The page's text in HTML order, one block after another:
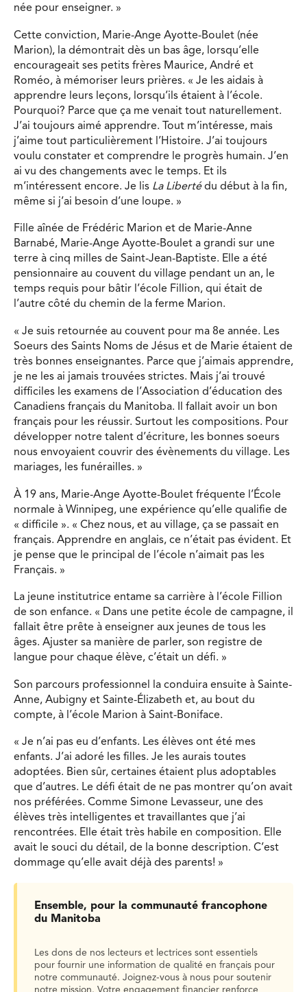
née pour enseigner. »
Cette conviction, Marie-Ange Ayotte-Boulet (née
Marion), la démontrait dès un bas âge, lorsqu’elle
encourageait ses petits frères Maurice, André et
Roméo, à mémoriser leurs prières. « Je les aidais à
apprendre leurs leçons, lorsqu’ils étaient à l’école.
Pourquoi? Parce que ça me venait tout naturellement.
J’ai toujours aimé apprendre. Tout m’intéresse, mais
j’aime tout particulièrement l’Histoire. J’ai toujours
voulu constater et comprendre le progrès humain. J’en
ai vu des changements avec le temps. Et ils
m’intéressent encore. Je lis La Libertédu début à la fin,
même si j’ai besoin d’une loupe. »
Fille aînée de Frédéric Marion et de Marie-Anne
Barnabé, Marie-Ange Ayotte-Boulet a grandi sur une
terre à cinq milles de Saint-Jean-Baptiste. Elle a été
pensionnaire au couvent du village pendant un an, le
temps requis pour bâtir l’école Fillion, qui était de
l’autre côté du chemin de la ferme Marion.
« Je suis retournée au couvent pour ma 8e année. Les
Soeurs des Saints Noms de Jésus et de Marie étaient de
très bonnes enseignantes. Parce que j’aimais apprendre,
je ne les ai jamais trouvées strictes. Mais j’ai trouvé
difficiles les examens de l’Association d’éducation des
Canadiens français du Manitoba. Il fallait avoir un bon
français pour les réussir. Surtout les compositions. Pour
développer notre talent d’écriture, les bonnes soeurs
nous envoyaient couvrir des évènements du village. Les
mariages, les funérailles. »
À 19 ans, Marie-Ange Ayotte-Boulet fréquente l’École
normale à Winnipeg, une expérience qu’elle qualifie de
« difficile ». « Chez nous, et au village, ça se passait en
français. Apprendre en anglais, ce n’était pas évident. Et
je pense que le principal de l’école n’aimait pas les
Français. »
La jeune institutrice entame sa carrière à l’école Fillion
de son enfance. « Dans une petite école de campagne, il
fallait être prête à enseigner aux jeunes de tous les
âges. Ajuster sa manière de parler, son registre de
langue pour chaque élève, c’était un défi. »
Son parcours professionnel la conduira ensuite à Sainte-
Anne, Aubigny et Sainte-Élizabeth et, au bout du
compte, à l’école Marion à Saint-Boniface.
« Je n’ai pas eu d’enfants. Les élèves ont été mes
enfants. J’ai adoré les filles. Je les aurais toutes
adoptées. Bien sûr, certaines étaient plus adoptables
que d’autres. Le défi était de ne pas montrer qu’on avait
nos préférées. Comme Simone Levasseur, une des
élèves très intelligentes et travaillantes que j’ai
rencontrées. Elle était très habile en composition. Elle
avait le souci du détail, de la bonne description. C’est
dommage qu’elle avait déjà des parents! »
Ensemble, pour la communauté francophone
du Manitoba
Les dons de nos lecteurs et lectrices sont essentiels
pour fournir une information de qualité en français pour
notre communauté. Joignez-vous à nous pour soutenir
notre mission. Votre engagement financier renforce